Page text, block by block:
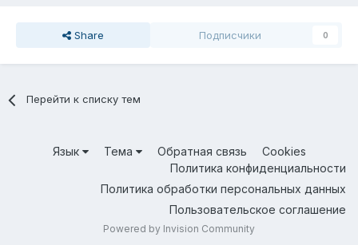
Share Подписчики 0
Перейти к списку тем
Язык Тема Обратная связь
Cookies
Политика конфиденциальности
Политика обработки персональных данных
Пользовательское соглашение
Powered by Invision Community